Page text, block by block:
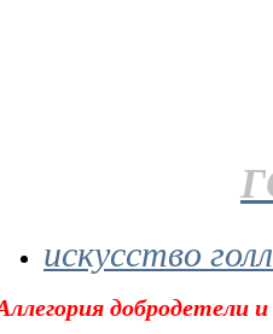
искусство
добродетели